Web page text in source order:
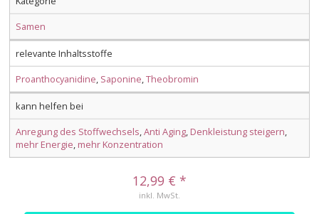
Samen
relevante Inhaltsstoffe
Proanthocyanidine, Saponine,Theobromin
kann helfen bei
Anregung des Stoffwechsels,Anti Aging, Denkleistung steigern,
mehr Energie, mehr Konzentration
12,99 € *
inkl. MwSt.